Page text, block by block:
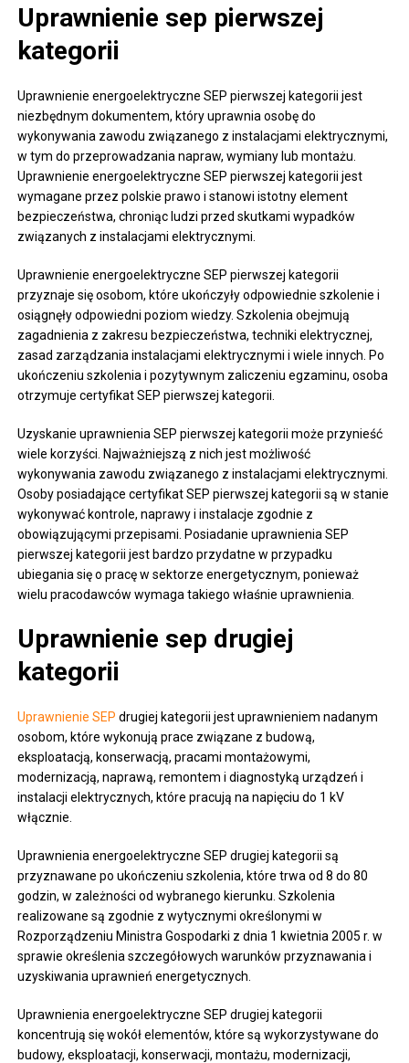
Uprawnienie sep pierwszej
kategorii
Uprawnienie energoelektryczne SEP pierwszej kategorii jest
niezbędnym dokumentem, który uprawnia osobę do
wykonywania zawodu związanego z instalacjami elektrycznymi,
w tym do przeprowadzania napraw, wymiany lub montażu.
Uprawnienie energoelektryczne SEP pierwszej kategorii jest
wymagane przez polskie prawo i stanowi istotny element
bezpieczeństwa, chroniąc ludzi przed skutkami wypadków
związanych z instalacjami elektrycznymi.
Uprawnienie energoelektryczne SEP pierwszej kategorii
przyznaje się osobom, które ukończyły odpowiednie szkolenie i
osiągnęły odpowiedni poziom wiedzy. Szkolenia obejmują
zagadnienia z zakresu bezpieczeństwa, techniki elektrycznej,
zasad zarządzania instalacjami elektrycznymi i wiele innych. Po
ukończeniu szkolenia i pozytywnym zaliczeniu egzaminu, osoba
otrzymuje certyfikat SEP pierwszej kategorii.
Uzyskanie uprawnienia SEP pierwszej kategorii może przynieść
wiele korzyści. Najważniejszą z nich jest możliwość
wykonywania zawodu związanego z instalacjami elektrycznymi.
Osoby posiadające certyfikat SEP pierwszej kategorii są w stanie
wykonywać kontrole, naprawy i instalacje zgodnie z
obowiązującymi przepisami. Posiadanie uprawnienia SEP
pierwszej kategorii jest bardzo przydatne w przypadku
ubiegania się o pracę w sektorze energetycznym, ponieważ
wielu pracodawców wymaga takiego właśnie uprawnienia.
Uprawnienie sep drugiej
kategorii
Uprawnienie SEPdrugiej kategorii jest uprawnieniem nadanym
osobom, które wykonują prace związane z budową,
eksploatacją, konserwacją, pracami montażowymi,
modernizacją, naprawą, remontem i diagnostyką urządzeń i
instalacji elektrycznych, które pracują na napięciu do 1 kV
włącznie.
Uprawnienia energoelektryczne SEP drugiej kategorii są
przyznawane po ukończeniu szkolenia, które trwa od 8 do 80
godzin, w zależności od wybranego kierunku. Szkolenia
realizowane są zgodnie z wytycznymi określonymi w
Rozporządzeniu Ministra Gospodarki z dnia 1 kwietnia 2005 r. w
sprawie określenia szczegółowych warunków przyznawania i
uzyskiwania uprawnień energetycznych.
Uprawnienia energoelektryczne SEP drugiej kategorii
koncentrują się wokół elementów, które są wykorzystywane do
budowy, eksploatacji, konserwacji, montażu, modernizacji,